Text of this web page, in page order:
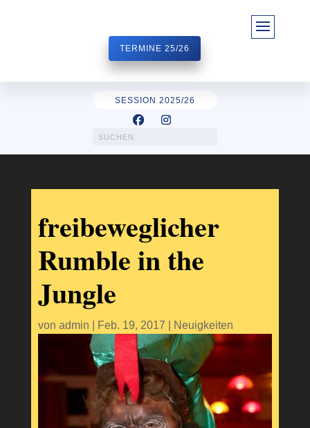
TERMINE 25/26
SESSION 2025/26
freibeweglicher
Rumble in the
Jungle
von admin Feb. 19, 2017 Neuigkeiten